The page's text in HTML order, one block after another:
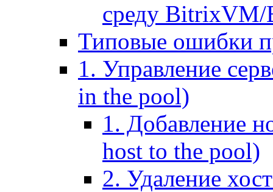
среду
Типовые ошибки
1. Управление
in the pool)
1. Добавление
host to the pool)
2. Удаление